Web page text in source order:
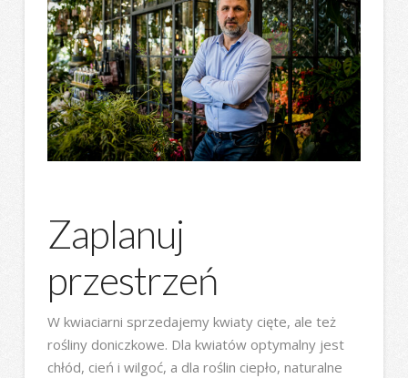
Zaplanuj
przestrzeń
W kwiaciarni sprzedajemy kwiaty cięte, ale też
rośliny doniczkowe. Dla kwiatów optymalny jest
chłód, cień i wilgoć, a dla roślin ciepło, naturalne